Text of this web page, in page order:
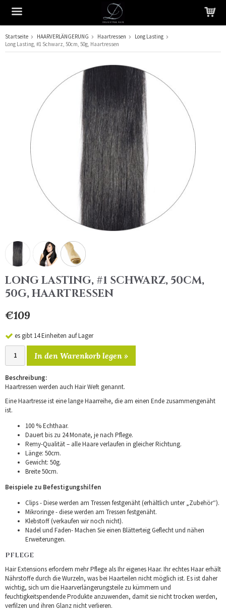
Das Produkt wurde in Ihren Warenkorb gelegt
Startseite HAARVERLÄNGERUNG Haartressen
Long Lasting
Long Lasting, #1 Schwarz, 50cm, 50g, Haartressen
LONG LASTING, #1 SCHWARZ, 50CM,
50G, HAARTRESSEN
€109
es gibt 14 Einheiten auf Lager
In den Warenkorb legen »
Beschreibung:
Haartressen werden auch Hair Weft genannt.
Eine Haartresse ist eine lange Haarreihe, die am einen Ende zusammengenäht
ist.
100 % Echthaar.
Dauert bis zu 24 Monate, je nach Pflege.
Remy-Qualität – alle Haare verlaufen in gleicher Richtung.
Länge: 50cm.
Gewicht: 50g.
Breite 50cm.
Beispiele zu Befestigungshilfen
Clips - Diese werden am Tressen festgenäht (erhältlich unter „Zubehör“).
Mikroringe - diese werden am Tressen festgenäht.
Klebstoff (verkaufen wir noch nicht).
Nadel und Faden- Machen Sie einen Blätterteig Geflecht und nähen
Erweiterungen.
PFLEGE
Hair Extensions erfordern mehr Pflege als Ihr eigenes Haar. Ihr echtes Haar erhält
Nährstoffe durch die Wurzeln, was bei Haarteilen nicht möglich ist. Es ist daher
wichtig, sich um die Haarverlängerungsteile zu kümmern und
feuchtigkeitspendende Produkte anzuwenden, damit sie nicht trocken werden,
verfilzen und ihren Glanz nicht verlieren.